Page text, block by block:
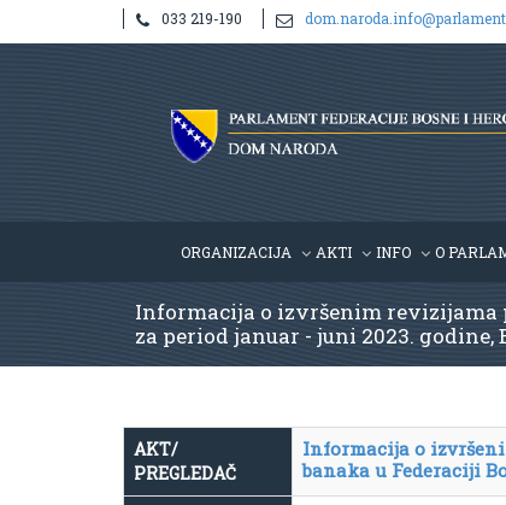
033 219-190
ORGANIZACIJA AKTI INFO O
Informacija o izvršenim revizijama
za period januar - juni 2023. godine,
AKT/
PREGLEDAČ
Informacija o
banaka u Federaciji